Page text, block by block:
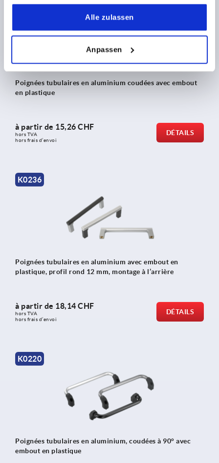
gesammelt haben.
Alle zulassen
Anpassen
Poignées tubulaires en aluminium coudées avec embout
en plastique
à partir de 15,26 CHF
hors TVA
hors frais d’envoi
DÉTAILS
K0236
Poignées tubulaires en aluminium avec embout en
plastique, profil rond 12 mm, montage à l’arrière
à partir de 18,14 CHF
hors TVA
hors frais d’envoi
DÉTAILS
K0220
Poignées tubulaires en aluminium, coudées à 90° avec
embout en plastique